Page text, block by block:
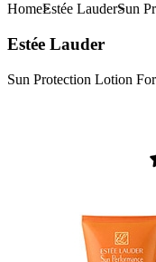
HomeEstée LauderSun
Estée Lauder
Sun Protection Lotion